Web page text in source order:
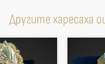
Другите харесаха